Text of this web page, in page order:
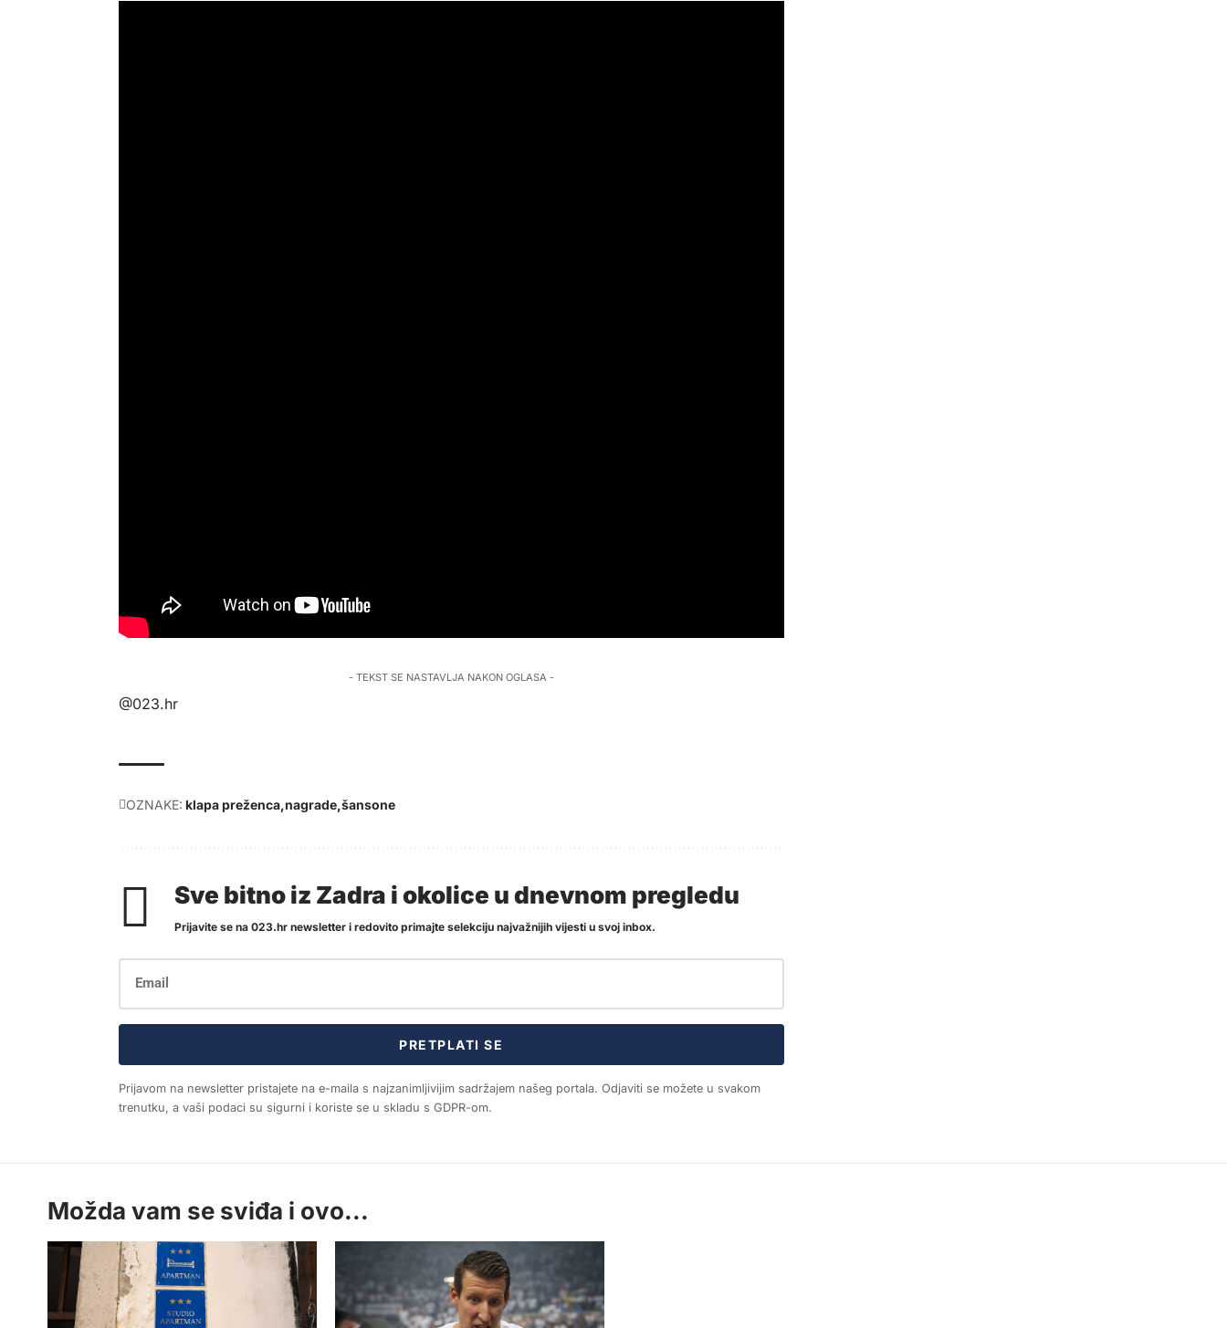
- TEKST SE NASTAVLJA NAKON OGLASA -
@023.hr
OZNAKE: klapa preženca nagrade šansone
Sve bitno iz Zadra i okolice u dnevnom pregledu
Prijavite se na 023.hr newsletter i redovito primajte selekciju najvažnijih vijesti u svoj inbox.
PRETPLATI SE
Prijavom na newsletter pristajete na e-maila s najzanimljivijim sadržajem našeg portala. Odjaviti se možete u svakom
trenutku, a vaši podaci su sigurni i koriste se u skladu s GDPR-om.
Možda vam se sviđa i ovo...